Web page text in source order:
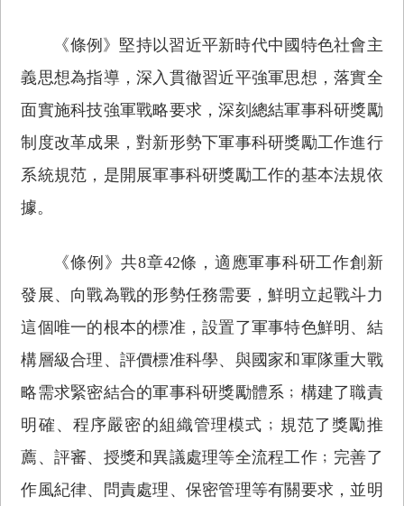
《條例》堅持以習近平新時代中國特色社會主
義思想為指導，深入貫徹習近平強軍思想，落實全
面實施科技強軍戰略要求，深刻總結軍事科研獎勵
制度改革成果，對新形勢下軍事科研獎勵工作進行
系統規范，是開展軍事科研獎勵工作的基本法規依
據。
《條例》共8章42條，適應軍事科研工作創新
發展、向戰為戰的形勢任務需要，鮮明立起戰斗力
這個唯一的根本的標准，設置了軍事特色鮮明、結
構層級合理、評價標准科學、與國家和軍隊重大戰
略需求緊密結合的軍事科研獎勵體系﹔構建了職責
明確、程序嚴密的組織管理模式﹔規范了獎勵推
薦、評審、授獎和異議處理等全流程工作﹔完善了
作風紀律、問責處理、保密管理等有關要求，並明